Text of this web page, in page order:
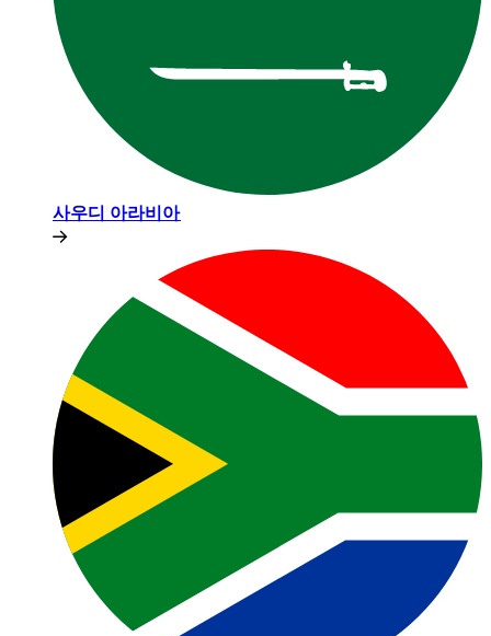
사우디 아라비아​​